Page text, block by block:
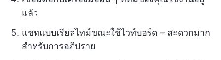
แล้ว
แชทแบบเรียลไทม์ขณะใช้ไวท์บอร์ด – สะดวกมาก
สำหรับการอภิปราย